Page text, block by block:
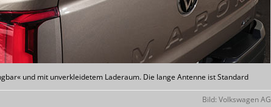
und mit unverkleidetem Laderaum. Die lange Antenne ist Standard
Bild: Volkswagen AG